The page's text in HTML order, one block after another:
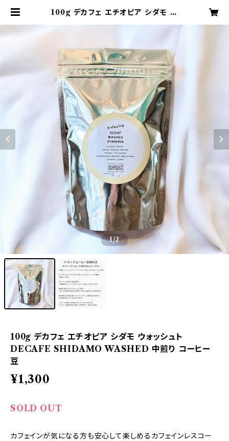
100g デカフェ エチオピア シダモ ウ
1/2
100g デカフェ エチオピア シダモ ウォッシュト
DECAFE SHIDAMO WASHED 中煎り コーヒー
豆
¥1,300
SOLD OUT
カフェインが気になる方も安心して楽しめるカフェインレスコー